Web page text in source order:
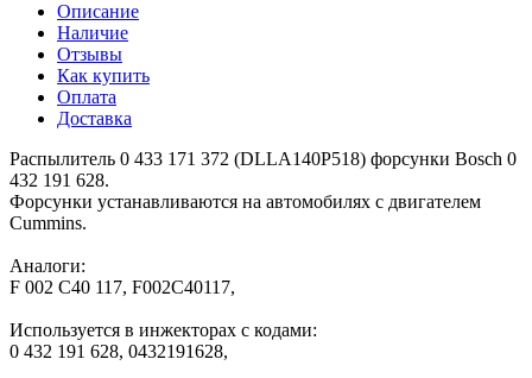
Описание
Наличие
Отзывы
Как купить
Оплата
Доставка
Распылитель 0 433 171 372 (DLLA140P518) форсунки Bosch 0
432 191 628.
Форсунки устанавливаются на автомобилях с двигателем
Cummins.
Аналоги:
F 002 C40 117, F002C40117,
Используется в инжекторах с кодами:
0 432 191 628, 0432191628,